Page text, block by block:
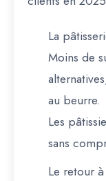
La
Moins de
au beurre.
Les
sans
Le retour